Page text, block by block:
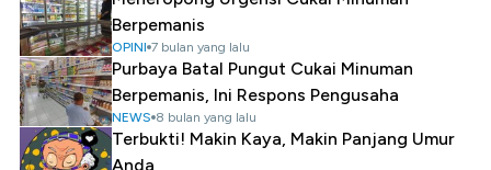
Berpemanis
OPINI 7 bulan yang lalu
Purbaya Batal Pungut Cukai Minuman
Berpemanis, Ini Respons Pengusaha
NEWS 8 bulan yang lalu
Terbukti! Makin Kaya, Makin Panjang Umur
Anda